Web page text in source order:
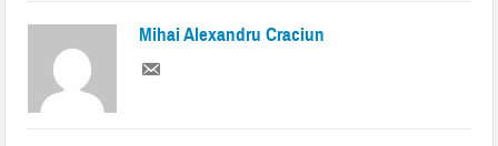
Mihai Alexandru Craciun